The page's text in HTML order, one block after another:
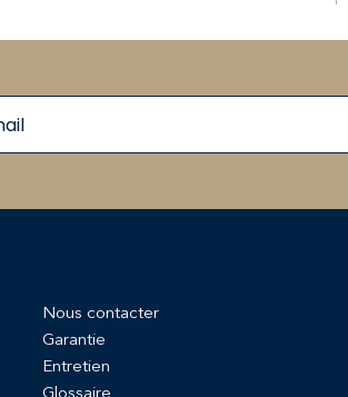
Nous contacter
Garantie
Entretien
Glossaire